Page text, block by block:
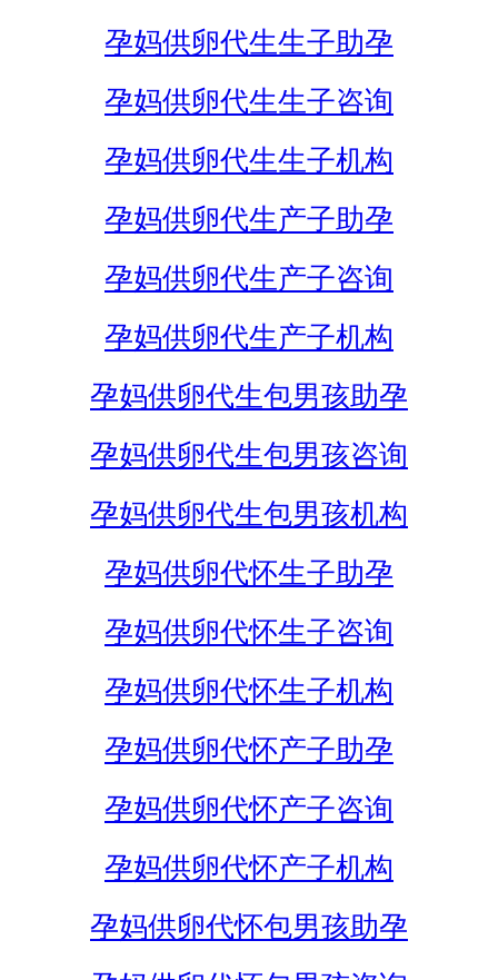
孕妈供卵代生生子助孕
孕妈供卵代生生子咨询
孕妈供卵代生生子机构
孕妈供卵代生产子助孕
孕妈供卵代生产子咨询
孕妈供卵代生产子机构
孕妈供卵代生包男孩助孕
孕妈供卵代生包男孩咨询
孕妈供卵代生包男孩机构
孕妈供卵代怀生子助孕
孕妈供卵代怀生子咨询
孕妈供卵代怀生子机构
孕妈供卵代怀产子助孕
孕妈供卵代怀产子咨询
孕妈供卵代怀产子机构
孕妈供卵代怀包男孩助孕